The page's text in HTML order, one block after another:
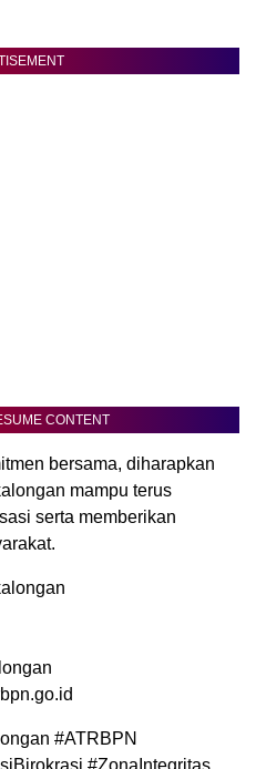
CONTENT
bersama, diharapkan
mampu terus
serta memberikan
#ATRBPN
#ZonaIntegritas